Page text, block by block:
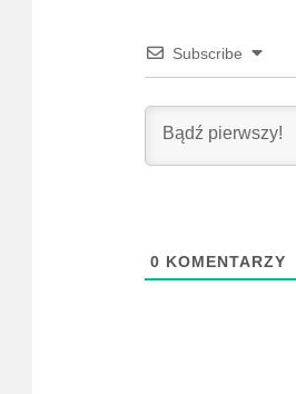
Subscribe
0 KOMENTARZY